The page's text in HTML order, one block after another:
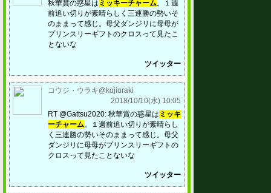
秋華賞の惑星は ミッキーチャーム。１週
前追い切りが素晴らしく三連勝の勢いそ
のままって感じ。母父ダンジリに母母が
プリンスリーギフトのクロスって見たこ
とないな
ツイッター
コウジ・ウラキ@kojiuraki
2018/10/10(水) 10:05
RT @Gattsu2020: 秋華賞の惑星は ミッキ
ーチャーム。１週前追い切りが素晴らし
く三連勝の勢いそのままって感じ。母父
ダンジリに母母がプリンスリーギフトの
クロスって見たことないな
ツイッター